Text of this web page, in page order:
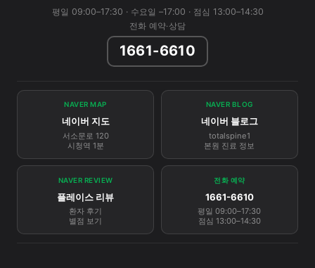
평일 09:00–17:30 · 수요일 –17:00 · 점심 13:00–14:30
전화 예약·상담
1661-6610
NAVER MAP
네이버 지도
서소문로 120
시청역 1분
NAVER BLOG
네이버 블로그
totalspine1
본원 진료 정보
NAVER REVIEW
플레이스 리뷰
환자 후기
별점 보기
전화 예약
1661-6610
평일 09:00–17:30
점심 13:00–14:30